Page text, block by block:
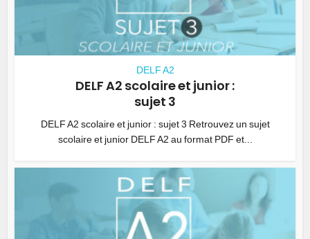
DELF A2
DELF A2 scolaire et junior :
sujet 3
DELF A2 scolaire et junior : sujet 3 Retrouvez un sujet
scolaire et junior DELF A2 au format PDF et...